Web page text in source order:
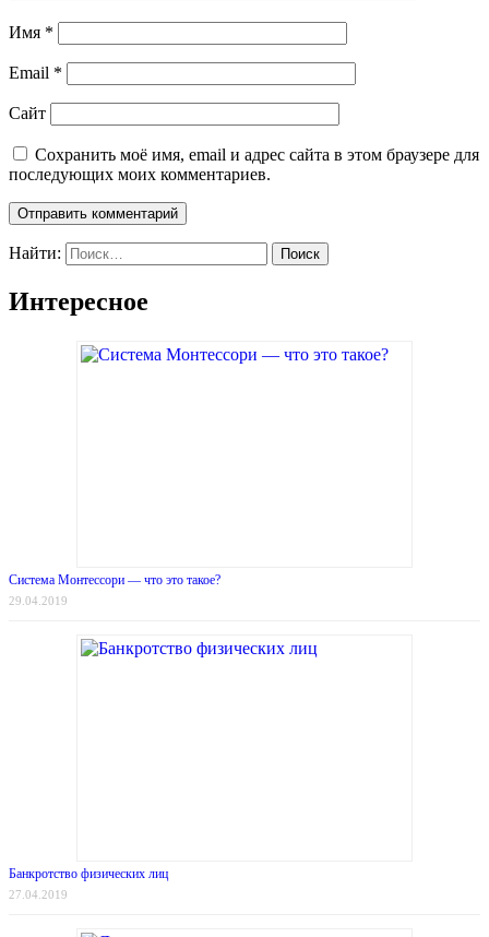
Имя *
Email *
Сайт
Сохранить моё имя, email и адрес сайта в этом браузере для
последующих моих комментариев.
Найти:
Интересное
Система Монтессори — что это такое?
29.04.2019
Банкротство физических лиц
27.04.2019